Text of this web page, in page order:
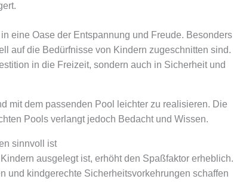
eine Oase der Entspannung und Freude. Besonders
auf die Bedürfnisse von Kindern zugeschnitten sind.
in die Freizeit, sondern auch in Sicherheit und
mit dem passenden Pool leichter zu realisieren. Die
Pools verlangt jedoch Bedacht und Wissen.
sinnvoll ist
ausgelegt ist, erhöht den Spaßfaktor erheblich.
und kindgerechte Sicherheitsvorkehrungen schaffen